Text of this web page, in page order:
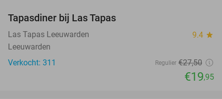
Tapasdiner bij Las Tapas
Las Tapas Leeuwarden 9.4 star
Leeuwarden
Verkocht: 311
Regulier €27,50
€19,95